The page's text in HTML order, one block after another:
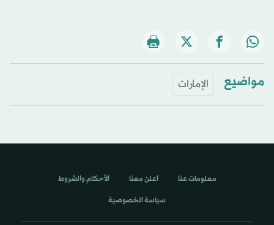
مواضيع الإمارات
معلومات عنا اعلن معنا الأحكام والشروط
سياسة الخصوصية